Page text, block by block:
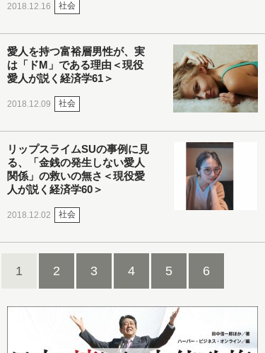
2018.12.16 社会
愛人を持つ富裕層男性が、実
は「ドM」である理由＜現役
愛人が説く経済学61＞
2018.12.09 社会
リップスライムSUの事例に見
る、「金銭の発生しない愛人
関係」の救いの無さ＜現役愛
人が説く経済学60＞
2018.12.02 社会
1 2 3 4 5 6